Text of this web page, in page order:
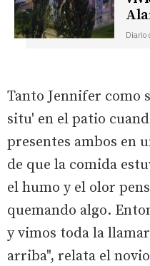
Diario
Tanto Jennifer como
situ' en el patio
presentes ambos en
de que la comida
el humo y el olor
quemando algo.
y vimos toda la
arriba", relata el